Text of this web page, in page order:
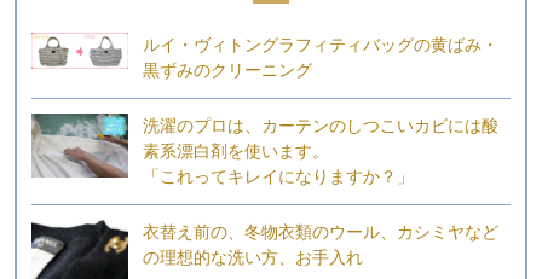
ルイ・ヴィトングラフィティバッグの黄ばみ・
黒ずみのクリーニング
洗濯のプロは、カーテンのしつこいカビには酸
素系漂白剤を使います。
「これってキレイになりますか？」
衣替え前の、冬物衣類のウール、カシミヤなど
の理想的な洗い方、お手入れ